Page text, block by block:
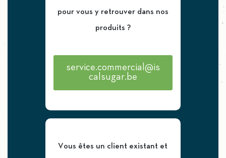
pour vous y retrouver dans nos
produits ?
service.commercial@is
calsugar.be
Vous êtes un client existant et